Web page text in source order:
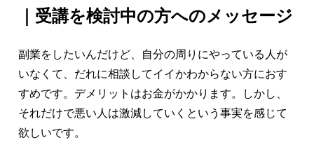
｜受講を検討中の方へのメッセージ
副業をしたいんだけど、自分の周りにやっている人が
いなくて、だれに相談してイイかわからない方におす
すめです。デメリットはお金がかかります。しかし、
それだけで悪い人は激減していくという事実を感じて
欲しいです。